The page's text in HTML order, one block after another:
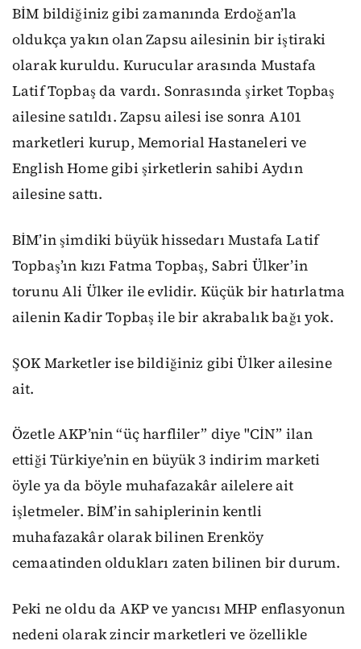
BİM bildiğiniz gibi zamanında Erdoğan’la
oldukça yakın olan Zapsu ailesinin bir iştiraki
olarak kuruldu. Kurucular arasında Mustafa
Latif Topbaş da vardı. Sonrasında şirket Topbaş
ailesine satıldı. Zapsu ailesi ise sonra A101
marketleri kurup, Memorial Hastaneleri ve
English Home gibi şirketlerin sahibi Aydın
ailesine sattı.
BİM’in şimdiki büyük hissedarı Mustafa Latif
Topbaş’ın kızı Fatma Topbaş, Sabri Ülker’in
torunu Ali Ülker ile evlidir. Küçük bir hatırlatma
ailenin Kadir Topbaş ile bir akrabalık bağı yok.
ŞOK Marketler ise bildiğiniz gibi Ülker ailesine
ait.
Özetle AKP’nin “üç harfliler” diye "CİN” ilan
ettiği Türkiye’nin en büyük 3 indirim marketi
öyle ya da böyle muhafazakâr ailelere ait
işletmeler. BİM’in sahiplerinin kentli
muhafazakâr olarak bilinen Erenköy
cemaatinden oldukları zaten bilinen bir durum.
Peki ne oldu da AKP ve yancısı MHP enflasyonun
nedeni olarak zincir marketleri ve özellikle